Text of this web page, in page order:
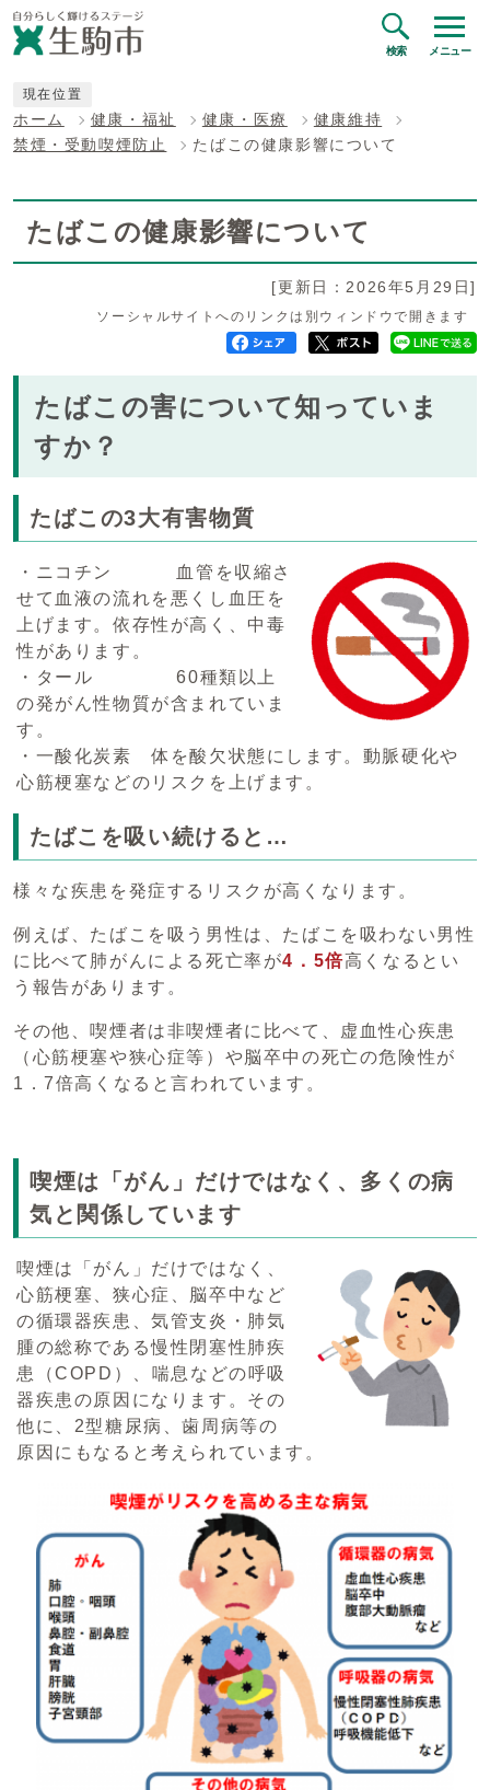
検索 メニュー
現在位置
ホーム 健康・福祉 健康・医療
健康維持
禁煙・受動喫煙防止
たばこの健康影響について
たばこの健康影響について
[更新日：2026年5月29日]
ソーシャルサイトへのリンクは別ウィンドウで開きます
たばこの害について知っていま
すか？
たばこの3大有害物質
・ニコチン 血管を収縮さ
せて血液の流れを悪くし血圧を
上げます。依存性が高く、中毒
性があります。
・タール 60種類以上
の発がん性物質が含まれていま
す。
・一酸化炭素 体を酸欠状態にします。動脈硬化や
心筋梗塞などのリスクを上げます。
たばこを吸い続けると…
様々な疾患を発症するリスクが高くなります。
例えば、たばこを吸う男性は、たばこを吸わない男性
に比べて肺がんによる死亡率が4．5倍高くなるとい
う報告があります。
その他、喫煙者は非喫煙者に比べて、虚血性心疾患
（心筋梗塞や狭心症等）や脳卒中の死亡の危険性が
1．7倍高くなると言われています。
喫煙は「がん」だけではなく、多くの病
気と関係しています
喫煙は「がん」だけではなく、
心筋梗塞、狭心症、脳卒中など
の循環器疾患、気管支炎・肺気
腫の総称である慢性閉塞性肺疾
患（COPD）、喘息などの呼吸
器疾患の原因になります。その
他に、2型糖尿病、歯周病等の
原因にもなると考えられています。